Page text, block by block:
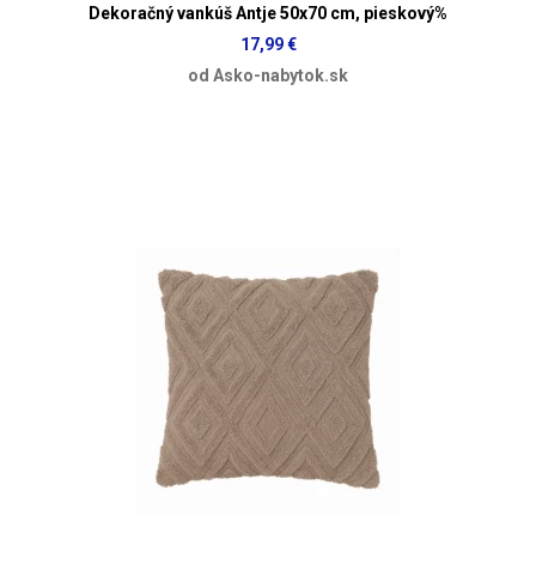
Dekoračný vankúš Antje 50x70 cm, pieskový%
17,99 €
od Asko-nabytok.sk